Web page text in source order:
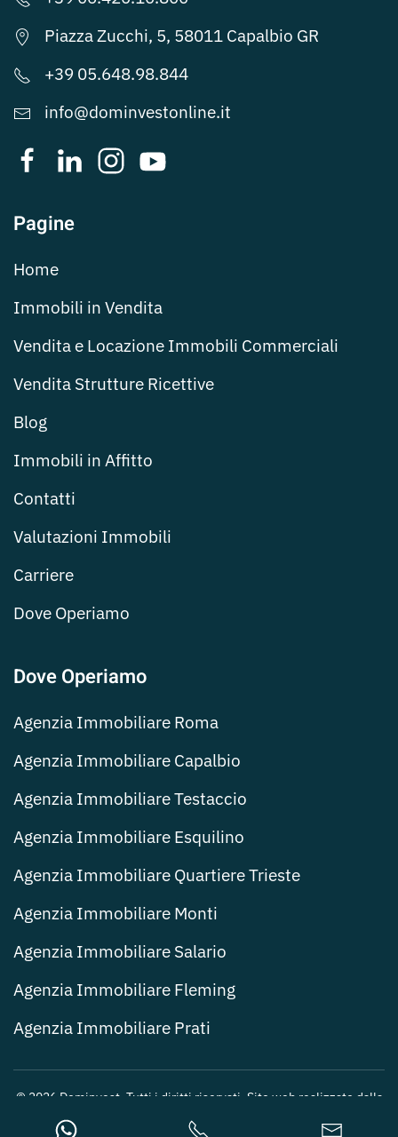
Piazza Zucchi, 5, 58011 Capalbio GR
+39 05.648.98.844
info@dominvestonline.it
Pagine
Home
Immobili in Vendita
Vendita e Locazione Immobili Commerciali
Vendita Strutture Ricettive
Blog
Immobili in Affitto
Contatti
Valutazioni Immobili
Carriere
Dove Operiamo
Dove Operiamo
Agenzia Immobiliare Roma
Agenzia Immobiliare Capalbio
Agenzia Immobiliare Testaccio
Agenzia Immobiliare Esquilino
Agenzia Immobiliare Quartiere Trieste
Agenzia Immobiliare Monti
Agenzia Immobiliare Salario
Agenzia Immobiliare Fleming
Agenzia Immobiliare Prati
© 2026 Dominvest. Tutti i diritti riservati. Sito web realizzato dalla